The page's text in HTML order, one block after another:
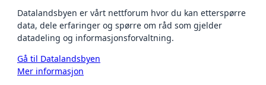
Datalandsbyen er vårt nettforum hvor du kan etterspørre
data, dele erfaringer og spørre om råd som gjelder
datadeling og informasjonsforvaltning.
Gå til Datalandsbyen
Mer informasjon